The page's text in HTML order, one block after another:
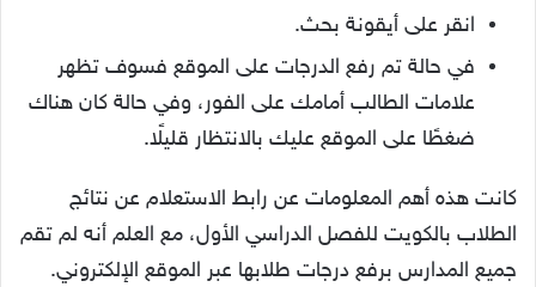
انقر على أيقونة بحث.
في حالة تم رفع الدرجات على الموقع فسوف تظهر
علامات الطالب أمامك على الفور، وفي حالة كان هناك
ضغطًا على الموقع عليك بالانتظار قليلًا.
كانت هذه أهم المعلومات عن رابط الاستعلام عن نتائج
الطلاب بالكويت للفصل الدراسي الأول، مع العلم أنه لم تقم
جميع المدارس برفع درجات طلابها عبر الموقع الإلكتروني.